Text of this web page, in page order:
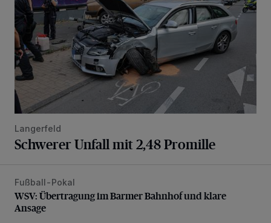
Langerfeld
Schwerer Unfall mit 2,48 Promille
WSV: Übertragung im Barmer Bahnhof und klare Ansage
Fußball-Pokal
WSV: Übertragung im Barmer Bahnhof und klare
Ansage